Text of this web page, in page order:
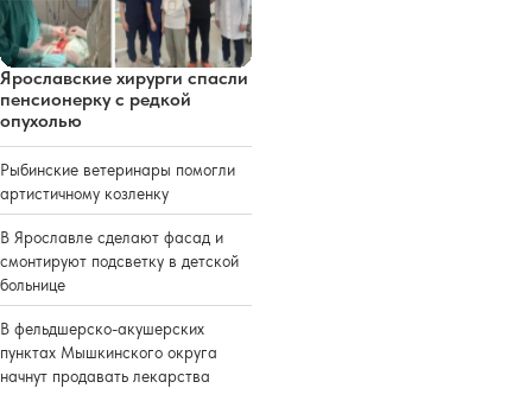
Ярославские хирурги спасли
пенсионерку с редкой
опухолью
Рыбинские ветеринары помогли
артистичному козленку
В Ярославле сделают фасад и
смонтируют подсветку в детской
больнице
В фельдшерско-акушерских
пунктах Мышкинского округа
начнут продавать лекарства